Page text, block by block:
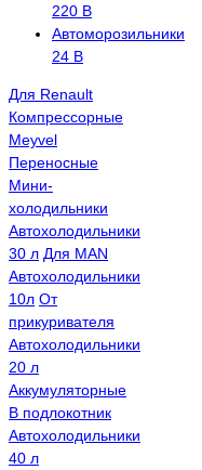
220 В
Автоморозильники
24 В
Для Renault
Компрессорные
Meyvel
Переносные
Мини-
холодильники
Автохолодильники
30 л Для MAN
Автохолодильники
10л От
прикуривателя
Автохолодильники
20 л
Аккумуляторные
В подлокотник
Автохолодильники
40 л